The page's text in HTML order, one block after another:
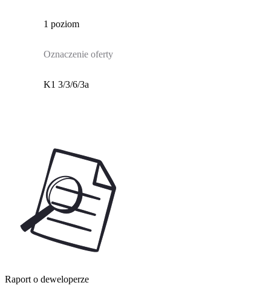
1 poziom
Oznaczenie oferty
K1 3/3/6/3a
Raport o deweloperze